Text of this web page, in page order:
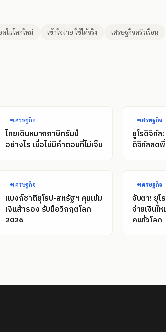
ดในโลกใหม่ เข้าใจง่าย ใช้ได้จริง
เศรษฐกิจครัวเรือน
เศรษฐกิจ
ไทยเดินหมากภาษีทรัมป์
อย่างไร เมื่อไม่มีคำตอบที่ไม่เจ็บ
เศรษฐกิจ
ยูโรดิจิทัล
ดิจิทัลลด
เศรษฐกิจ
แบงก์ชาติยุโรป-สหรัฐฯ คุมเข้ม
เงินสำรอง รับมือวิกฤตโลก
2026
เศรษฐกิจ
จับตา! ยุโ
จ่ายเงินใ
คนทั่วโลก